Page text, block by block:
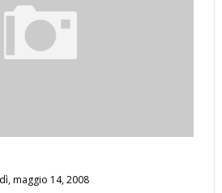
maggio 14, 2008